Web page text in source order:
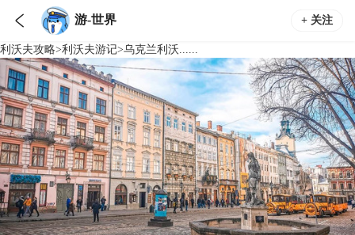
 游-世界 + 关注
利沃夫攻略>利沃夫游记>乌克兰利沃......